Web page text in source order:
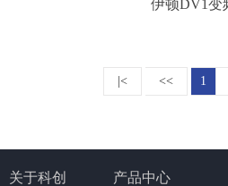
伊顿DV1变
|< << 1
关于科创 产品中心